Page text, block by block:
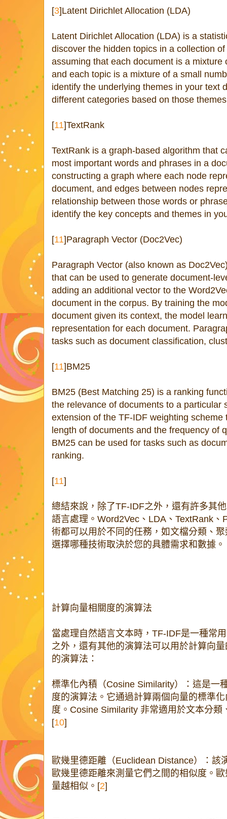
[3]Latent Dirichlet Allocation (LDA)
Latent Dirichlet Allocation (LDA) is a
discover the hidden topics in a collection
assuming that each document is a mixture
and each topic is a mixture of a small
identify the underlying themes in your text
different categories based on those
[11]TextRank
TextRank is a graph-based algorithm that
most important words and phrases in a
constructing a graph where each node
document, and edges between nodes
relationship between those words or
identify the key concepts and themes in
[11]Paragraph Vector (Doc2Vec)
Paragraph Vector (also known as
that can be used to generate document-
adding an additional vector to the
document in the corpus. By training the
document given its context, the model
representation for each document.
tasks such as document classification,
[11]BM25
BM25 (Best Matching 25) is a ranking
the relevance of documents to a particular
extension of the TF-IDF weighting
length of documents and the frequency of
BM25 can be used for tasks such as
ranking.
[11]
總結來說，除了TF-IDF之外，還有許多其
語言處理。Word2Vec、LDA、TextRank
術都可以用於不同的任務，如文檔分類、
選擇哪種技術取決於您的具體需求和數據。
計算向量相關度的演算法
當處理自然語言文本時，TF-IDF是一種常
之外，還有其他的演算法可以用於計算向
的演算法：
標準化內積（Cosine Similarity）：這是一
度的演算法。它通過計算兩個向量的標準
度。Cosine Similarity 非常適用於文本分
[10]
歐幾里德距離（Euclidean Distance）：該
歐幾里德距離來測量它們之間的相似度。
量越相似。[2]